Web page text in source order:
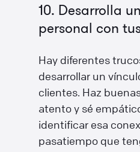
10. Desarrolla
personal con
Hay diferentes
desarrollar un
clientes. Haz
atento y sé
identificar esa
pasatiempo que